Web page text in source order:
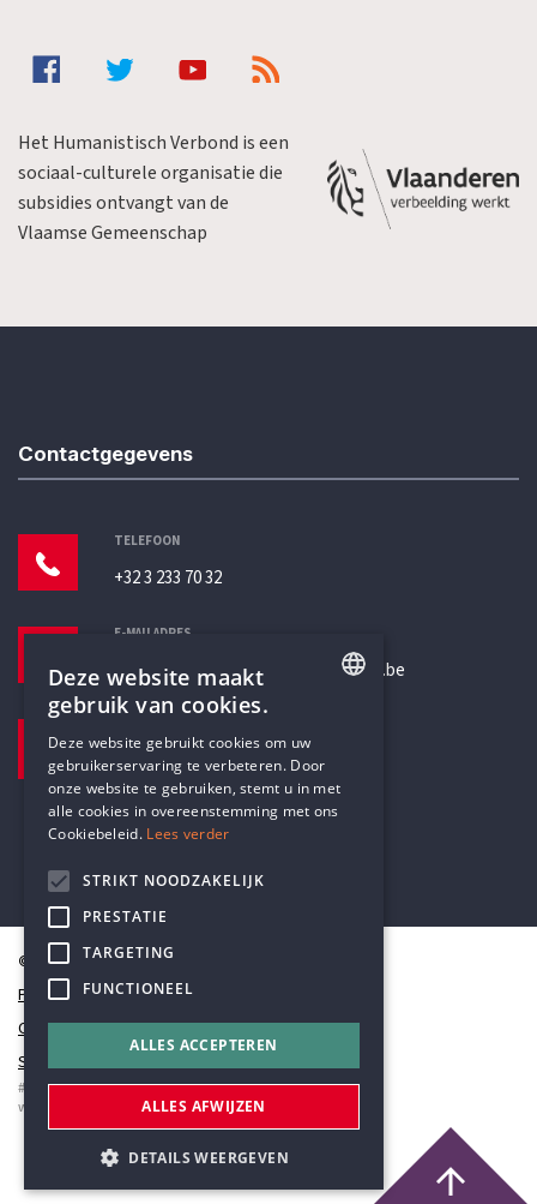
Het Humanistisch Verbond is een
sociaal-culturele organisatie die
subsidies ontvangt van de
Vlaamse Gemeenschap
Contactgegevens
TELEFOON
+32 3 233 70 32
E-MAILADRES
secretariaat@humanistischverbond.be
Pottenbrug 4
Antwerpen, 2000
© Humanistisch Verbond 2026
Privacy
Cookiestatement
Sitemap
#codedwithlove byCodelines
webapplicaties
mobiele apps&maatwerk websites
DUTCH
Deze website maakt
gebruik van cookies.
Deze website gebruikt cookies om uw
gebruikerservaring te verbeteren. Door
onze website te gebruiken, stemt u in met
alle cookies in overeenstemming met ons
Cookiebeleid. Lees verder
STRIKT NOODZAKELIJK
PRESTATIE
TARGETING
FUNCTIONEEL
ALLES ACCEPTEREN
ALLES AFWIJZEN
DETAILS WEERGEVEN